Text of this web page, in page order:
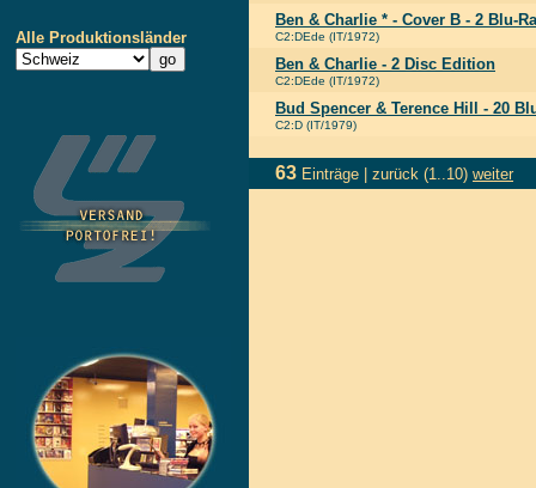
Alle Produktionsländer
Ben & Charlie * - Cover B - 2 Blu-
C2:DEde (IT/1972)
Ben & Charlie - 2 Disc Edition
C2:DEde (IT/1972)
Bud Spencer & Terence Hill - 20
C2:D (IT/1979)
63 Einträge | zurück (1..10) weiter